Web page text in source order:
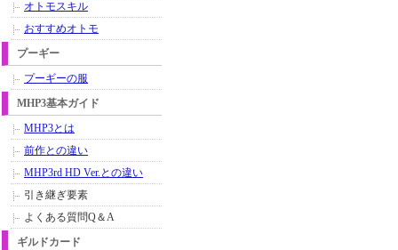
オトモスキル
おすすめオトモ
プーギー
プーギーの服
MHP3基本ガイド
MHP3とは
前作との違い
MHP3rd HD Ver.との違い
引き継ぎ要素
よくある質問Q＆A
ギルドカード